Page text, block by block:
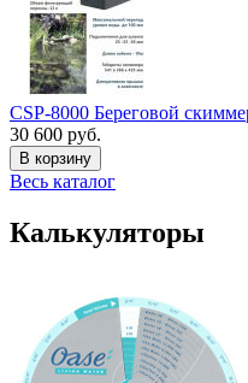
CSP-8000 Береговой
30 600 руб.
В корзину
Весь каталог
Калькуляторы